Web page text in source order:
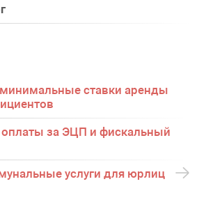
ставки аренды
за ЭЦП и фискальный
услуги для юрлиц